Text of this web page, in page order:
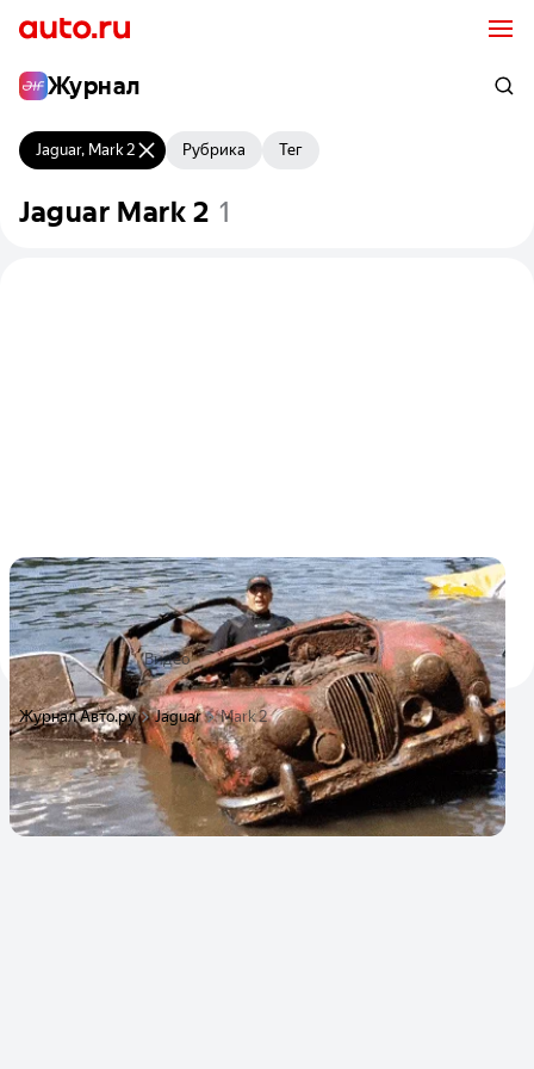
Журнал
Jaguar, Mark 2 Рубрика Тег
Jaguar Mark 2
Дайверы нашли на дне реки старый Ягуар и
Chevrolet Corvette
Автомобили провели в воде несколько десятков лет
19 сентября 2019Видео
Журнал Авто.ру Jaguar Mark 2